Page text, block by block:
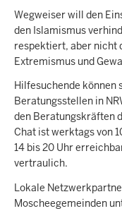
Wegweiser will den
den Islamismus
respektiert, aber nicht
Extremismus und
Hilfesuchende können
Beratungsstellen in
den Beratungskräften
Chat ist werktags von
14 bis 20 Uhr
vertraulich.
Lokale
Moscheegemeinden